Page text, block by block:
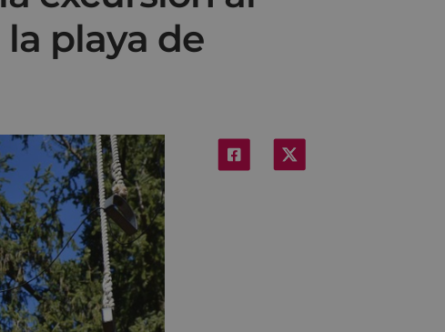
playa de